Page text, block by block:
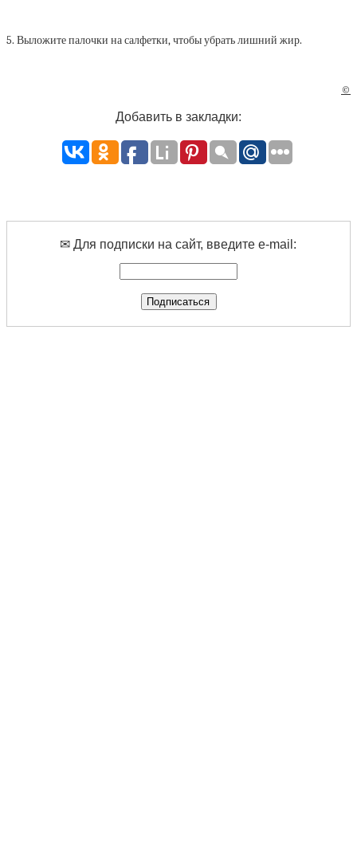
5. Выложите палочки на салфетки, чтобы убрать лишний жир.
©
Добавить в закладки:
✉ Для подписки на сайт, введите e-mail: